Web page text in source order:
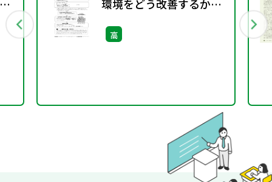
環境をどう改善するか？
［サブ・ノート］
高